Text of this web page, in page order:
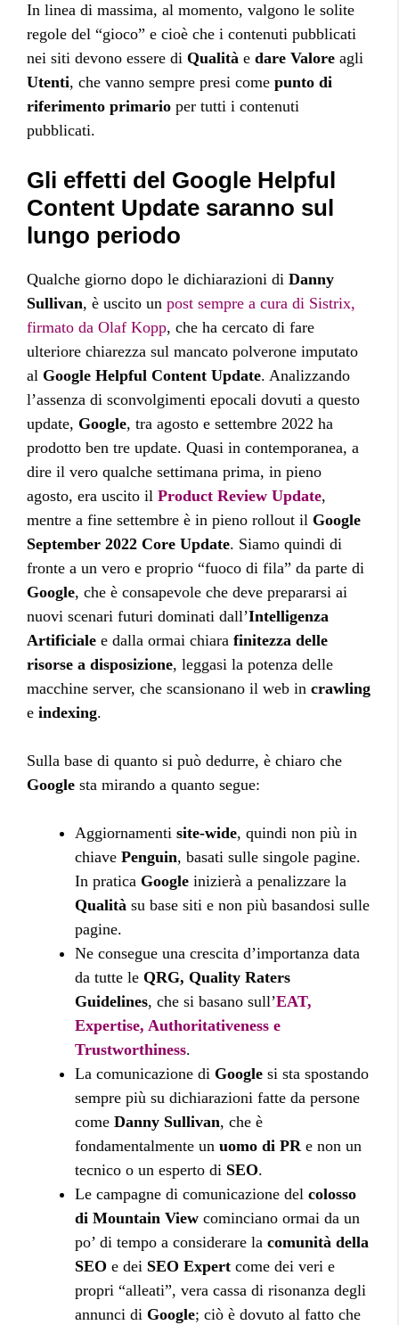
In linea di massima, al momento, valgono le solite
regole del “gioco” e cioè che i contenuti pubblicati
nei siti devono essere di Qualità e dare Valore agli
Utenti, che vanno sempre presi come punto di
riferimento primario per tutti i contenuti
pubblicati.
Gli effetti del Google Helpful
Content Update saranno sul
lungo periodo
Qualche giorno dopo le dichiarazioni di Danny
Sullivan, è uscito un post sempre a cura di Sistrix,
firmato da Olaf Kopp, che ha cercato di fare
ulteriore chiarezza sul mancato polverone imputato
al Google Helpful Content Update. Analizzando
l’assenza di sconvolgimenti epocali dovuti a questo
update, Google, tra agosto e settembre 2022 ha
prodotto ben tre update. Quasi in contemporanea, a
dire il vero qualche settimana prima, in pieno
agosto, era uscito il Product Review Update,
mentre a fine settembre è in pieno rollout il Google
September 2022 Core Update. Siamo quindi di
fronte a un vero e proprio “fuoco di fila” da parte di
Google, che è consapevole che deve prepararsi ai
nuovi scenari futuri dominati dall’Intelligenza
Artificiale e dalla ormai chiara finitezza delle
risorse a disposizione, leggasi la potenza delle
macchine server, che scansionano il web in crawling
e indexing.
Sulla base di quanto si può dedurre, è chiaro che
Google sta mirando a quanto segue:
Aggiornamenti site-wide, quindi non più in
chiave Penguin, basati sulle singole pagine.
In pratica Google inizierà a penalizzare la
Qualità su base siti e non più basandosi sulle
pagine.
Ne consegue una crescita d’importanza data
da tutte le QRG, Quality Raters
Guidelines, che si basano sull’EAT,
Expertise, Authoritativeness e
Trustworthiness.
La comunicazione di Google si sta spostando
sempre più su dichiarazioni fatte da persone
come Danny Sullivan, che è
fondamentalmente un uomo di PR e non un
tecnico o un esperto di SEO.
Le campagne di comunicazione del colosso
di Mountain View cominciano ormai da un
po’ di tempo a considerare la comunità della
SEO e dei SEO Expert come dei veri e
propri “alleati”, vera cassa di risonanza degli
annunci di Google; ciò è dovuto al fatto che